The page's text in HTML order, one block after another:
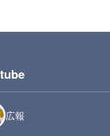
広報